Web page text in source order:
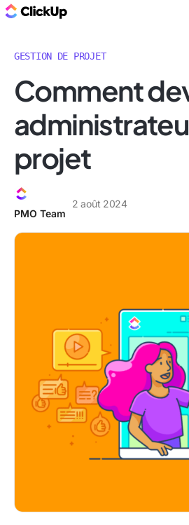
GESTION DE PROJET
Comment
projet
PMO Team
2 août 2024